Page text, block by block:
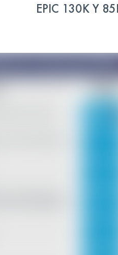
EPIC 130K Y